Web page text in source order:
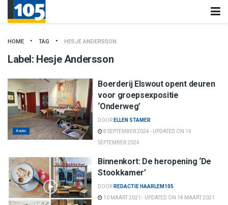
HOME TAG HESJE ANDERSSON
Label: Hesje Andersson
Radio
Boerderij Elswout opent deuren
voor groepsexpositie
‘Onderweg’
DOOR ELLEN STAMER
8 SEPTEMBER 2024 - UPDATED ON 14
SEPTEMBER 2024
Binnenkort: De heropening ‘De
Stookkamer’
DOOR REDACTIE HAARLEM105
10 MAART 2021 - UPDATED ON 14 MAART 2021